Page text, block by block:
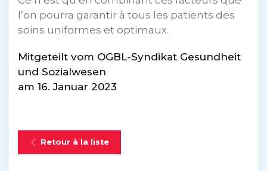
l’on pourra garantir à tous les patients des
soins uniformes et optimaux.
Mitgeteilt vom OGBL-Syndikat Gesundheit
und Sozialwesen
am 16. Januar 2023
Retour à la liste